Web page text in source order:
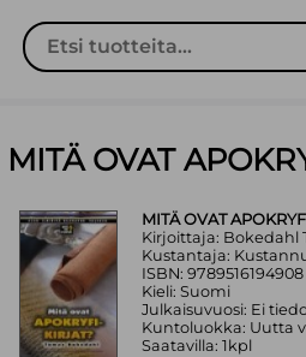
MITÄ OVAT
MITÄ OVAT
Kirjoittaja: Bokedahl
Kustantaja:
ISBN: 9789516194908
Kieli: Suomi
Julkaisuvuosi: Ei
Kuntoluokka: Uutta
Saatavilla: 1kpl